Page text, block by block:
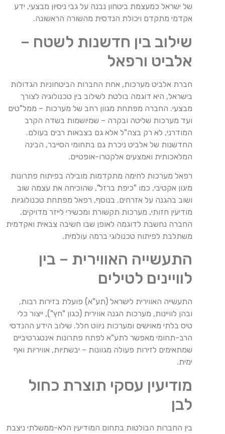
של ישראל כמעצמת ביטחון נבנה על גבי ניסיון מבצעי, ידע
אקדמי מתקדם ויכולת הנדסית מהשורה הראשונה.
שילוב בין חדשנות לשטח –
אלביט ורפאל
חברת אלביט מערכות, אחת החברות הביטחוניות הגדולות
בישראל, היא דוגמה בולטת לשילוב בין טכנולוגיה לצורך
מבצעי. החברה מפתחת מגוון רחב של מערכות – ממל"טים
ועד מערכות שליטה ובקרה – שמיושמות בשדה הקרב
המודרני, לא רק בצה"ל אלא גם בצבאות רבים בעולם.
החדשנות של אלביט ניכרת גם בתחומי הסייבר, הבינה
המלאכותית ואמצעים אלקטרו-אופטיים.
רפאל מערכות לחימה מתקדמות מובילה בפיתוח פתרונות
מיגון אקטיבי, כמו "כיפת ברזל", שהוכיחה את עצמה שוב
ושוב בהגנה על אזרחים. בנוסף, רפאל מפתחת טכנולוגיות
מודיעין חזותי, מערכות תקשורת ומכשירי לייזר מדויקים.
החברה נחשבת לדוגמה לאופן שבו חשיבה צבאית ואקדמית
משתלבת לפיתוח טכנולוגי ברמה עולמית.
התעשייה האווירית – בין
לוויינים לטילים
התעשייה האווירית לישראל (תע"א) פועלת בזירות רבות,
ובהן לוויינות, מערכות הגנה אווירית (כגון "חץ"), ייצור כלי
טיס בלתי מאוישים ומערכות ניווט חלל. שילוב הידע ההנדסי
הרב-תחומי מאפשר לתע"א לפתח פתרונות אינטגרטיביים
שמתאימים לזירות פעולה מגוונות – יבשתיות, אוויריות ואף
ימית.
מודיעין עסקי תוצרת כחול
לבן
בין החברות הבולטות בתחום המודיעין הלא-ממשלתי ניצבת